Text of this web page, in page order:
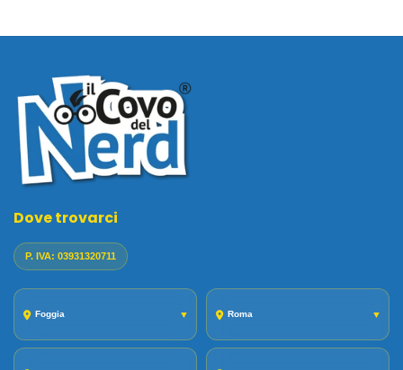
Dove trovarci
P. IVA: 03931320711
Foggia ▼ Roma ▼